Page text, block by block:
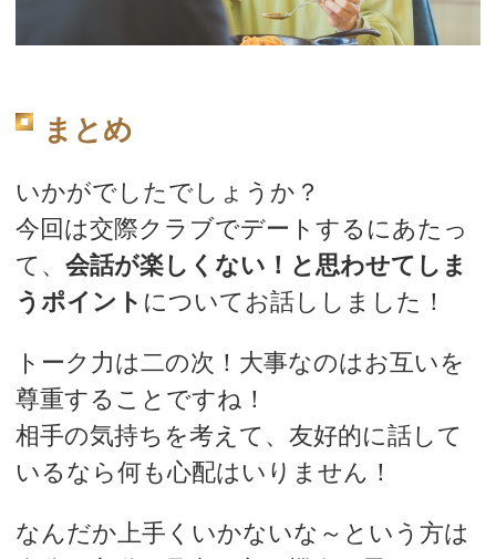
まとめ
いかがでしたでしょうか？
今回は交際クラブでデートするにあたっ
て、 会話が楽しくない！と思わせてしま
うポイント についてお話ししました！
トーク力は二の次！大事なのはお互いを
尊重することですね！
相手の気持ちを考えて、友好的に話して
いるなら何も心配はいりません！
なんだか上手くいかないな～という方は